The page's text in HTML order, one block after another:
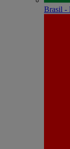
Brasil -